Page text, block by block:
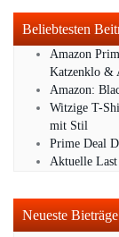
Beliebtesten
Amazon
Katzenklo &
Amazon:
Witzige T-
mit Stil
Prime Deal
Aktuelle
Neueste Bieträge